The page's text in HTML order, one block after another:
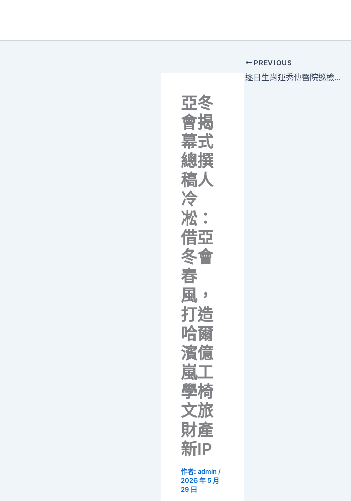
亞冬
會揭
幕式
總撰
稿人
冷
凇：
借亞
冬會
春
風，
打造
哈爾
濱億
嵐工
學椅
文旅
財產
新IP
作者: admin /
2026 年 5 月
29 日
PREVIOUS
逐日生肖運秀傳醫院巡檢程